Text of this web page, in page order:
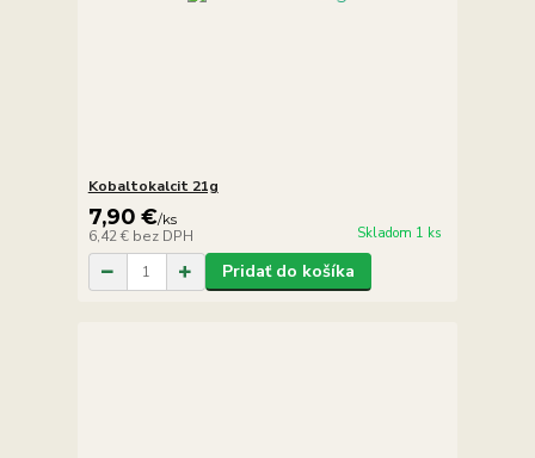
Kobaltokalcit 21g
7,90 €/ks
6,42 € bez DPH Skladom 1 ks
Pridať do košíka